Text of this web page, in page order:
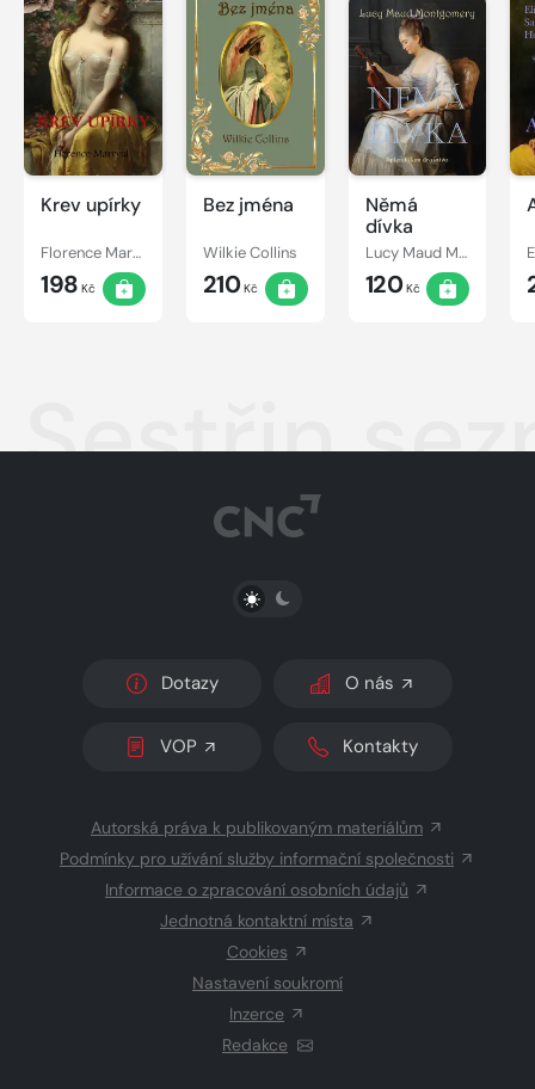
Krev upírky
Florence Marryat
198 Kč
Bez jména
Wilkie Collins
210Kč
Němá
dívka
Lucy Maud Montgomery
120Kč
Sestřin
PŘEPNOUT SVĚTLÝ/TMAVÝ REŽIM
Dotazy O nás
VOP Kontakty
Autorská práva k publikovaným materiálům
Podmínky pro užívání služby informační společnosti
Informace o zpracování osobních údajů
Jednotná kontaktní místa
Cookies
Nastavení soukromí
Inzerce
Redakce